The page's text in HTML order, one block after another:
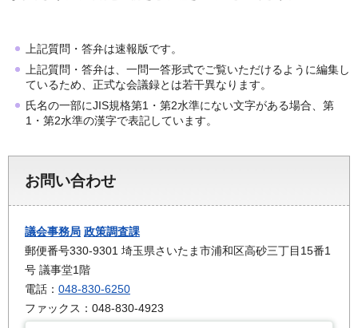
上記質問・答弁は速報版です。
上記質問・答弁は、一問一答形式でご覧いただけるように編集し
ているため、正式な会議録とは若干異なります。
氏名の一部にJIS規格第1・第2水準にない文字がある場合、第
1・第2水準の漢字で表記しています。
お問い合わせ
議会事務局 政策調査課
郵便番号330-9301 埼玉県さいたま市浦和区高砂三丁目15番1
号 議事堂1階
電話： 048-830-6250
ファックス：048-830-4923